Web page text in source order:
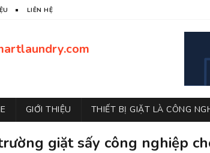
LIÊN HỆ
GIỚI THIỆU THIẾT BỊ GIẶT LÀ CÔNG
giặt sấy công nghiệp